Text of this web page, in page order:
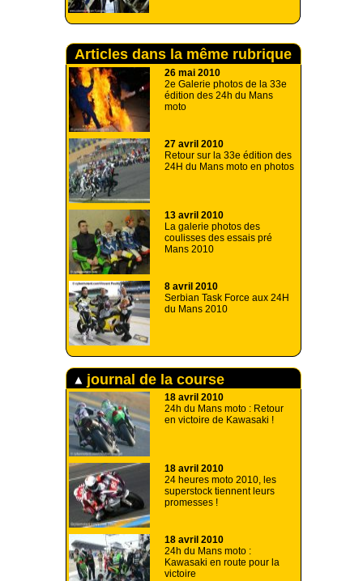
Articles dans la même rubrique
26 mai 2010
2e Galerie photos de la 33e
édition des 24h du Mans
moto
27 avril 2010
Retour sur la 33e édition des
24H du Mans moto en photos
13 avril 2010
La galerie photos des
coulisses des essais pré
Mans 2010
8 avril 2010
Serbian Task Force aux 24H
du Mans 2010
journal de la course
18 avril 2010
24h du Mans moto : Retour
en victoire de Kawasaki !
18 avril 2010
24 heures moto 2010, les
superstock tiennent leurs
promesses !
18 avril 2010
24h du Mans moto :
Kawasaki en route pour la
victoire